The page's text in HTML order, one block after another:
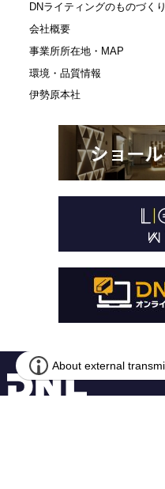
DNライティングのものづくり
会社概要
事業所所在地・MAP
環境・品質情報
伊勢原本社